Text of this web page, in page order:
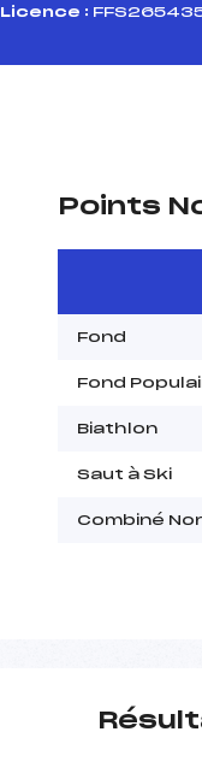
Licence :
Points
Fond
Fond
Biathlon
Saut à Ski
Combiné